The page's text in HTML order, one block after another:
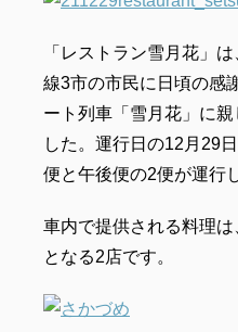
「レストラン雪月花」
線3市の市民に日頃の感
ート列車「雪月花」に
した。運行日の12月29
便と午後便の2便が運行
車内で提供される料理
となる2店です。